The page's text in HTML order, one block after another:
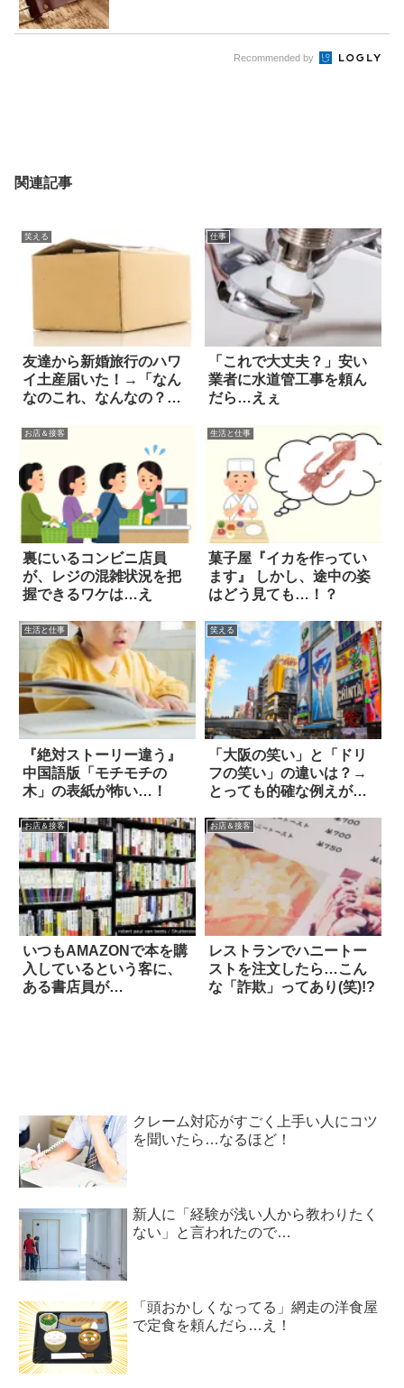
Recommended by
関連記事
笑える
友達から新婚旅行のハワ
イ土産届いた！→「なん
なのこれ、なんなの？」
仕事
「これで大丈夫？」安い
業者に水道管工事を頼ん
だら…えぇ
お店＆接客
裏にいるコンビニ店員
が、レジの混雑状況を把
握できるワケは…え
生活と仕事
菓子屋『イカを作ってい
ます』 しかし、途中の姿
はどう見ても…！？
生活と仕事
『絶対ストーリー違う』
中国語版「モチモチの
木」の表紙が怖い…！
笑える
「大阪の笑い」と「ドリ
フの笑い」の違いは？→
とっても的確な例えが話
お店＆接客
いつもAMAZONで本を購
入しているという客に、
ある書店員が…
お店＆接客
レストランでハニートー
ストを注文したら…こん
な「詐欺」ってあり(笑)!?
クレーム対応がすごく上手い人にコツ
を聞いたら…なるほど！
新人に「経験が浅い人から教わりたく
ない」と言われたので…
「頭おかしくなってる」網走の洋食屋
で定食を頼んだら…え！